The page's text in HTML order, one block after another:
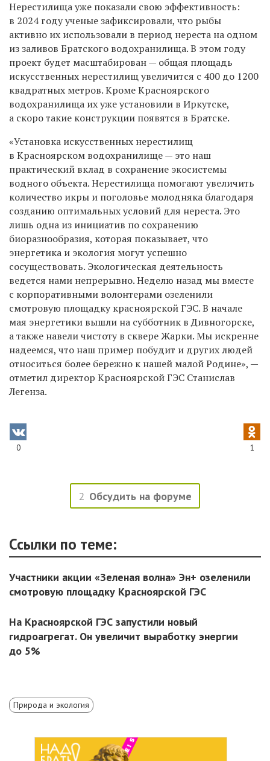
Нерестилища уже показали свою эффективность:
в 2024 году ученые зафиксировали, что рыбы
активно их использовали в период нереста на одном
из заливов Братского водохранилища. В этом году
проект будет масштабирован — общая площадь
искусственных нерестилищ увеличится с 400 до 1200
квадратных метров. Кроме Красноярского
водохранилища их уже установили в Иркутске,
а скоро такие конструкции появятся в Братске.
«Установка искусственных нерестилищ
в Красноярском водохранилище — это наш
практический вклад в сохранение экосистемы
водного объекта. Нерестилища помогают увеличить
количество икры и поголовье молодняка благодаря
созданию оптимальных условий для нереста. Это
лишь одна из инициатив по сохранению
биоразнообразия, которая показывает, что
энергетика и экология могут успешно
сосуществовать. Экологическая деятельность
ведется нами непрерывно. Неделю назад мы вместе
с корпоративными волонтерами озеленили
смотровую площадку красноярской ГЭС. В начале
мая энергетики вышли на субботник в Дивногорске,
а также навели чистоту в сквере Жарки. Мы искренне
надеемся, что наш пример побудит и других людей
относиться более бережно к нашей малой Родине», —
отметил директор Красноярской ГЭС Станислав
Легенза.
0 1
2 Обсудить на форуме
Ссылки по теме:
Участники акции «Зеленая волна» Эн+ озеленили
смотровую площадку Красноярской ГЭС
На Красноярской ГЭС запустили новый
гидроагрегат. Он увеличит выработку энергии
до 5%
Природа и экология